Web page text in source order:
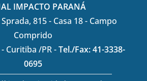
IMPACTO PARANÁ
815 - Casa 18 - Campo
Comprido
- Curitiba /PR -Tel./Fax: 41-3338-
0695